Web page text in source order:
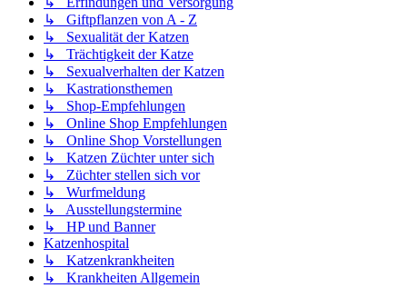
↳ Giftpflanzen von A - Z
↳ Sexualität der Katzen
↳ Trächtigkeit der Katze
↳ Sexualverhalten der Katzen
↳ Kastrationsthemen
↳ Shop-Empfehlungen
↳ Online Shop Empfehlungen
↳ Online Shop Vorstellungen
↳ Katzen Züchter unter sich
↳ Züchter stellen sich vor
↳ Wurfmeldung
↳ Ausstellungstermine
↳ HP und Banner
Katzenhospital
↳ Katzenkrankheiten
↳ Krankheiten Allgemein